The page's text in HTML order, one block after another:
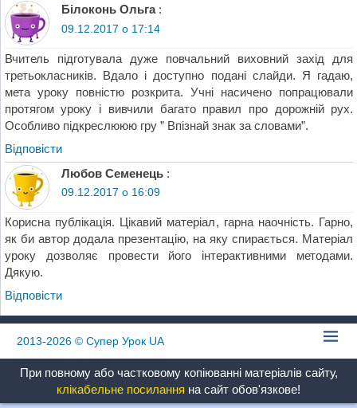
Білоконь Ольга :
09.12.2017 о 17:14
Вчитель підготувала дуже повчальний виховний захід для
третьокласників. Вдало і доступно подані слайди. Я гадаю,
мета уроку повністю розкрита. Учні насичено попрацювали
протягом уроку і вивчили багато правил про дорожній рух.
Особливо підкреслююю гру ” Впізнай знак за словами”.
Відповіcти
Любов Семенець :
09.12.2017 о 16:09
Корисна публікація. Цікавий матеріал, гарна наочність. Гарно,
як би автор додала презентацію, на яку спирається. Матеріал
уроку дозволяє провести його інтерактивними методами.
Дякую.
Відповіcти
2013-2026 © Супер Урок UA
При повному або частковому копіюванні матеріалів сайту,
клікабельне посилання на сайт обов'язкове!